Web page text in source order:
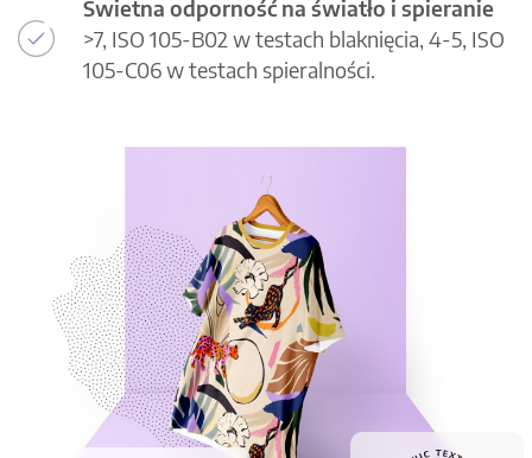
Świetna odporność na światło i spieranie
>7, ISO 105-B02 w testach blaknięcia, 4-5, ISO
105-C06 w testach spieralności.